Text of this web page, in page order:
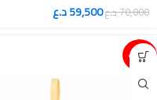
70,000د.ع59,500د.ع
15%-